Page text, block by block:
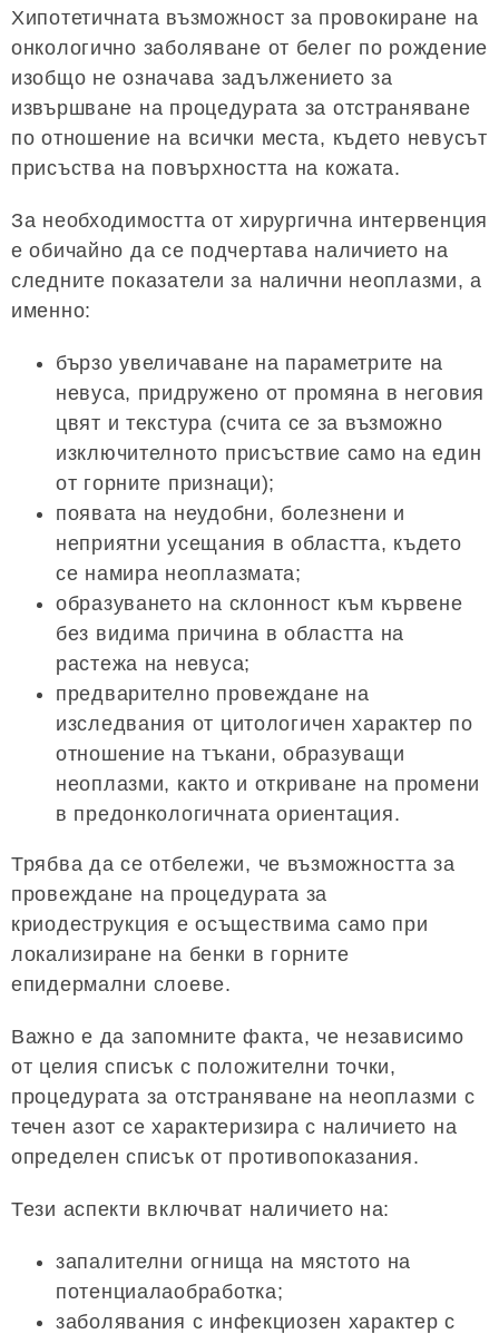
Хипотетичната възможност за провокиране на
онкологично заболяване от белег по рождение
изобщо не означава задължението за
извършване на процедурата за отстраняване
по отношение на всички места, където невусът
присъства на повърхността на кожата.
За необходимостта от хирургична интервенция
е обичайно да се подчертава наличието на
следните показатели за налични неоплазми, а
именно:
бързо увеличаване на параметрите на
невуса, придружено от промяна в неговия
цвят и текстура (счита се за възможно
изключителното присъствие само на един
от горните признаци);
появата на неудобни, болезнени и
неприятни усещания в областта, където
се намира неоплазмата;
образуването на склонност към кървене
без видима причина в областта на
растежа на невуса;
предварително провеждане на
изследвания от цитологичен характер по
отношение на тъкани, образуващи
неоплазми, както и откриване на промени
в предонкологичната ориентация.
Трябва да се отбележи, че възможността за
провеждане на процедурата за
криодеструкция е осъществима само при
локализиране на бенки в горните
епидермални слоеве.
Важно е да запомните факта, че независимо
от целия списък с положителни точки,
процедурата за отстраняване на неоплазми с
течен азот се характеризира с наличието на
определен списък от противопоказания.
Тези аспекти включват наличието на:
запалителни огнища на мястото на
потенциалаобработка;
заболявания с инфекциозен характер с